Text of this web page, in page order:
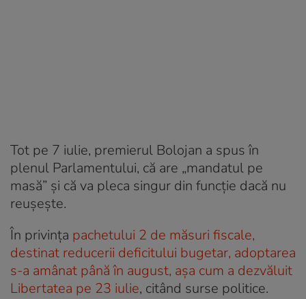
Tot pe 7 iulie, premierul Bolojan a spus în
plenul Parlamentului, că are „mandatul pe
masă” și că va pleca singur din funcție dacă nu
reușește.
În privința pachetului 2 de măsuri fiscale,
destinat reducerii deficitului bugetar, adoptarea
s-a amânat până în august, așa cum a dezvăluit
Libertatea pe 23 iulie, citând surse politice.